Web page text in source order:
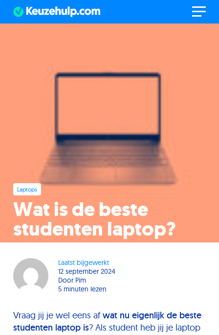
Laptops
Wat is de beste
studenten laptop?
Laatst bijgewerkt
12 september 2024
Door Pim
5 minuten lezen
Vraag jij je wel eens af wat nu eigenlijk de beste
studenten laptop is? Als student heb jij je laptop